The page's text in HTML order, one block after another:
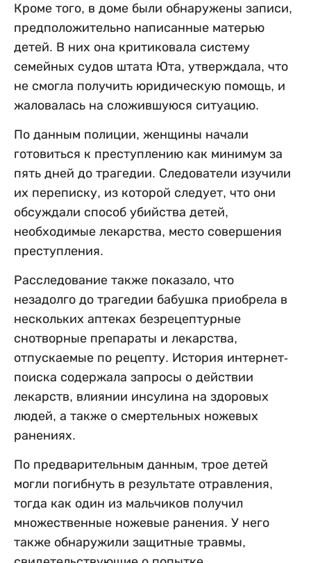
Кроме того, в доме были обнаружены записи,
предположительно написанные матерью
детей. В них она критиковала систему
семейных судов штата Юта, утверждала, что
не смогла получить юридическую помощь, и
жаловалась на сложившуюся ситуацию.
По данным полиции, женщины начали
готовиться к преступлению как минимум за
пять дней до трагедии. Следователи изучили
их переписку, из которой следует, что они
обсуждали способ убийства детей,
необходимые лекарства, место совершения
преступления.
Расследование также показало, что
незадолго до трагедии бабушка приобрела в
нескольких аптеках безрецептурные
снотворные препараты и лекарства,
отпускаемые по рецепту. История интернет-
поиска содержала запросы о действии
лекарств, влиянии инсулина на здоровых
людей, а также о смертельных ножевых
ранениях.
По предварительным данным, трое детей
могли погибнуть в результате отравления,
тогда как один из мальчиков получил
множественные ножевые ранения. У него
также обнаружили защитные травмы,